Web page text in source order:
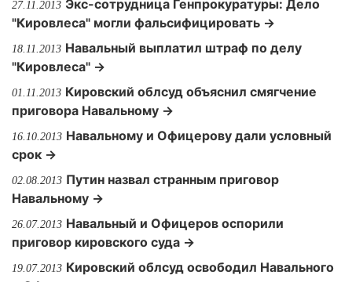
27.11.2013 Экс-сотрудница Генпрокуратуры: Дело
"Кировлеса" могли фальсифицировать →
18.11.2013 Навальный выплатил штраф по делу
"Кировлеса" →
01.11.2013 Кировский облсуд объяснил смягчение
приговора Навальному →
16.10.2013 Навальному и Офицерову дали условный
срок →
02.08.2013 Путин назвал странным приговор
Навальному →
26.07.2013 Навальный и Офицеров оспорили
приговор кировского суда →
19.07.2013 Кировский облсуд освободил Навального